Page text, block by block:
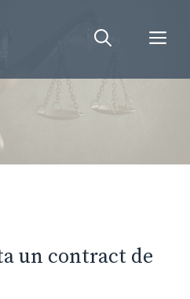
un contract de